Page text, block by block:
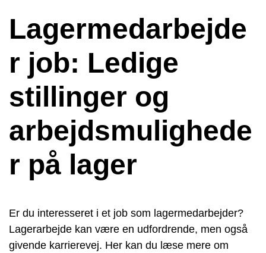
Lagermedarbejde
r job: Ledige
stillinger og
arbejdsmulighede
r på lager
Er du interesseret i et job som lagermedarbejder?
Lagerarbejde kan være en udfordrende, men også
givende karrierevej. Her kan du læse mere om